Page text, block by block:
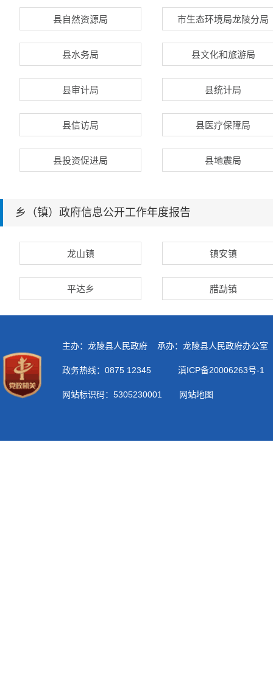
县自然资源局 市生态环境局龙陵分局
县水务局 县文化和旅游局
县审计局 县统计局
县信访局 县医疗保障局
县投资促进局 县地震局
乡（镇）政府信息公开工作年度报告
龙山镇 镇安镇
平达乡 腊勐镇